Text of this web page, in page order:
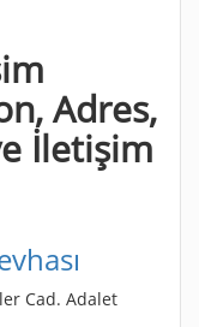
Adres,
İletişim
Cad. Adalet